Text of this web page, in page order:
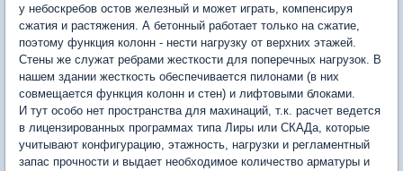
у небоскребов остов железный и может играть, компенсируя
сжатия и растяжения. А бетонный работает только на сжатие,
поэтому функция колонн - нести нагрузку от верхних этажей.
Стены же служат ребрами жесткости для поперечных нагрузок. В
нашем здании жесткость обеспечивается пилонами (в них
совмещается функция колонн и стен) и лифтовыми блоками.
И тут особо нет пространства для махинаций, т.к. расчет ведется
в лицензированных программах типа Лиры или СКАДа, которые
учитывают конфигурацию, этажность, нагрузки и регламентный
запас прочности и выдает необходимое количество арматуры и